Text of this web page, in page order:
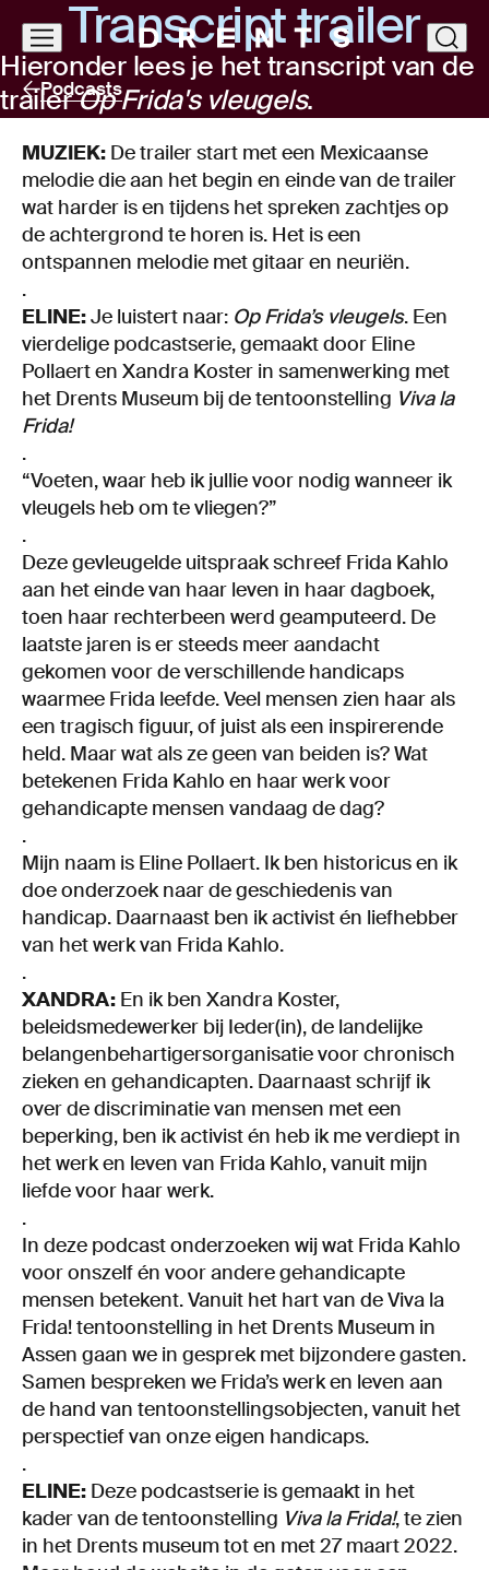
Navigatie
overslaan
Podcasts
Trans­cript trai­ler
Hieronder lees je het transcript van de
trailerOp Frida's vleugels.
MUZIEK: De trailer start met een Mexicaanse
melodie die aan het begin en einde van de trailer
wat harder is en tijdens het spreken zachtjes op
de achtergrond te horen is. Het is een
ontspannen melodie met gitaar en neuriën.
.
ELINE:Je luistert naar: Op Frida’s vleugels. Een
vierdelige podcastserie, gemaakt door Eline
Pollaert en Xandra Koster in samenwerking met
het Drents Museum bij de tentoonstelling Viva la
Frida!
.
“Voeten, waar heb ik jullie voor nodig wanneer ik
vleugels heb om te vliegen?”
.
Deze gevleugelde uitspraak schreef Frida Kahlo
aan het einde van haar leven in haar dagboek,
toen haar rechterbeen werd geamputeerd. De
laatste jaren is er steeds meer aandacht
gekomen voor de verschillende handicaps
waarmee Frida leefde. Veel mensen zien haar als
een tragisch figuur, of juist als een inspirerende
held. Maar wat als ze geen van beiden is? Wat
betekenen Frida Kahlo en haar werk voor
gehandicapte mensen vandaag de dag?
.
Mijn naam is Eline Pollaert. Ik ben historicus en ik
doe onderzoek naar de geschiedenis van
handicap. Daarnaast ben ik activist én liefhebber
van het werk van Frida Kahlo.
.
XANDRA: En ik ben Xandra Koster,
beleidsmedewerker bij Ieder(in), de landelijke
belangenbehartigersorganisatie voor chronisch
zieken en gehandicapten. Daarnaast schrijf ik
over de discriminatie van mensen met een
beperking, ben ik activist én heb ik me verdiept in
het werk en leven van Frida Kahlo, vanuit mijn
liefde voor haar werk.
.
In deze podcast onderzoeken wij wat Frida Kahlo
voor onszelf én voor andere gehandicapte
mensen betekent. Vanuit het hart van de Viva la
Frida! tentoonstelling in het Drents Museum in
Assen gaan we in gesprek met bijzondere gasten.
Samen bespreken we Frida’s werk en leven aan
de hand van tentoonstellingsobjecten, vanuit het
perspectief van onze eigen handicaps.
.
ELINE: Deze podcastserie is gemaakt in het
kader van de tentoonstelling Viva la Frida!, te zien
in het Drents museum tot en met 27 maart 2022.